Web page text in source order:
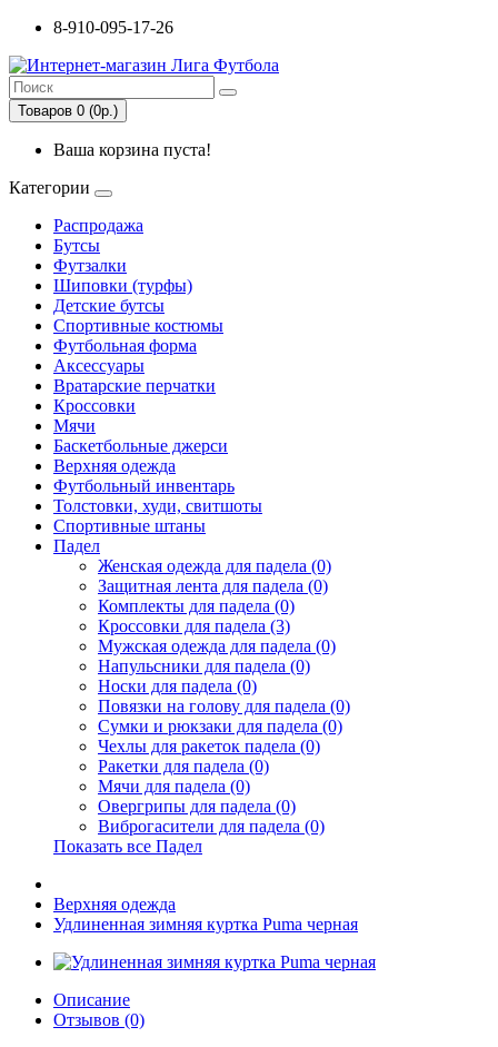
8-910-095-17-26
Товаров 0 (0р.)
Ваша корзина пуста!
Категории
Распродажа
Бутсы
Футзалки
Шиповки (турфы)
Детские бутсы
Спортивные костюмы
Футбольная форма
Аксессуары
Вратарские перчатки
Кроссовки
Мячи
Баскетбольные джерси
Верхняя одежда
Футбольный инвентарь
Толстовки, худи, свитшоты
Спортивные штаны
Падел
Женская одежда для падела (0)
Защитная лента для падела (0)
Комплекты для падела (0)
Кроссовки для падела (3)
Мужская одежда для падела (0)
Напульсники для падела (0)
Носки для падела (0)
Повязки на голову для падела (0)
Сумки и рюкзаки для падела (0)
Чехлы для ракеток падела (0)
Ракетки для падела (0)
Мячи для падела (0)
Овергрипы для падела (0)
Виброгасители для падела (0)
Показать все Падел
Верхняя одежда
Удлиненная зимняя куртка Puma черная
Описание
Отзывов (0)